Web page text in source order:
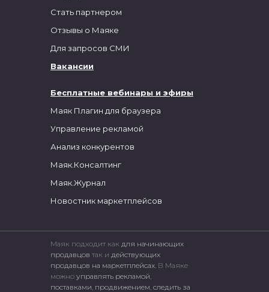
Бесплатные вебинары и эфиры
Маяк Плагин для браузера
Управление рекламой
Анализ конкурентов
Маяк.Консалтинг
Маяк.Журнал
Новостник маркетплейсов
Стать партнером
Отзывы о Маяке
Для запросов СМИ
Вакансии
Маяк подходит как для начинающих
продавцов так и действующих
продавцов на маркетплейсах. В Маяке
можно управлять рекламой
поставками продвижением следить за